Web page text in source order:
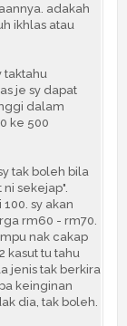
adakah
ikhlas atau
taktahu
je sy dapat
dalam
ke 500
tak boleh bila
sekejap".
sy akan
rm60 - rm70.
nak cakap
kasut tu tahu
jenis tak berkira
keinginan
dia, tak boleh.